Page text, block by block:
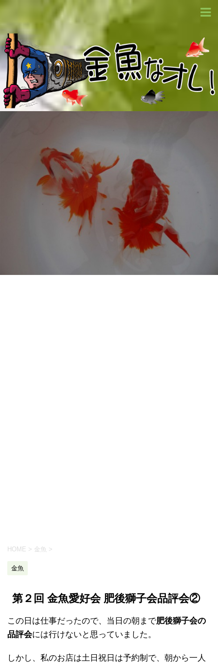
HOME > 金魚 >
金魚
第２回 金魚愛好会 肥後獅子会品評会②
この日は仕事だったので、当日の朝まで肥後獅子会の
品評会には行けないと思っていました。
しかし、私のお店は土日祝日は予約制で、朝から一人